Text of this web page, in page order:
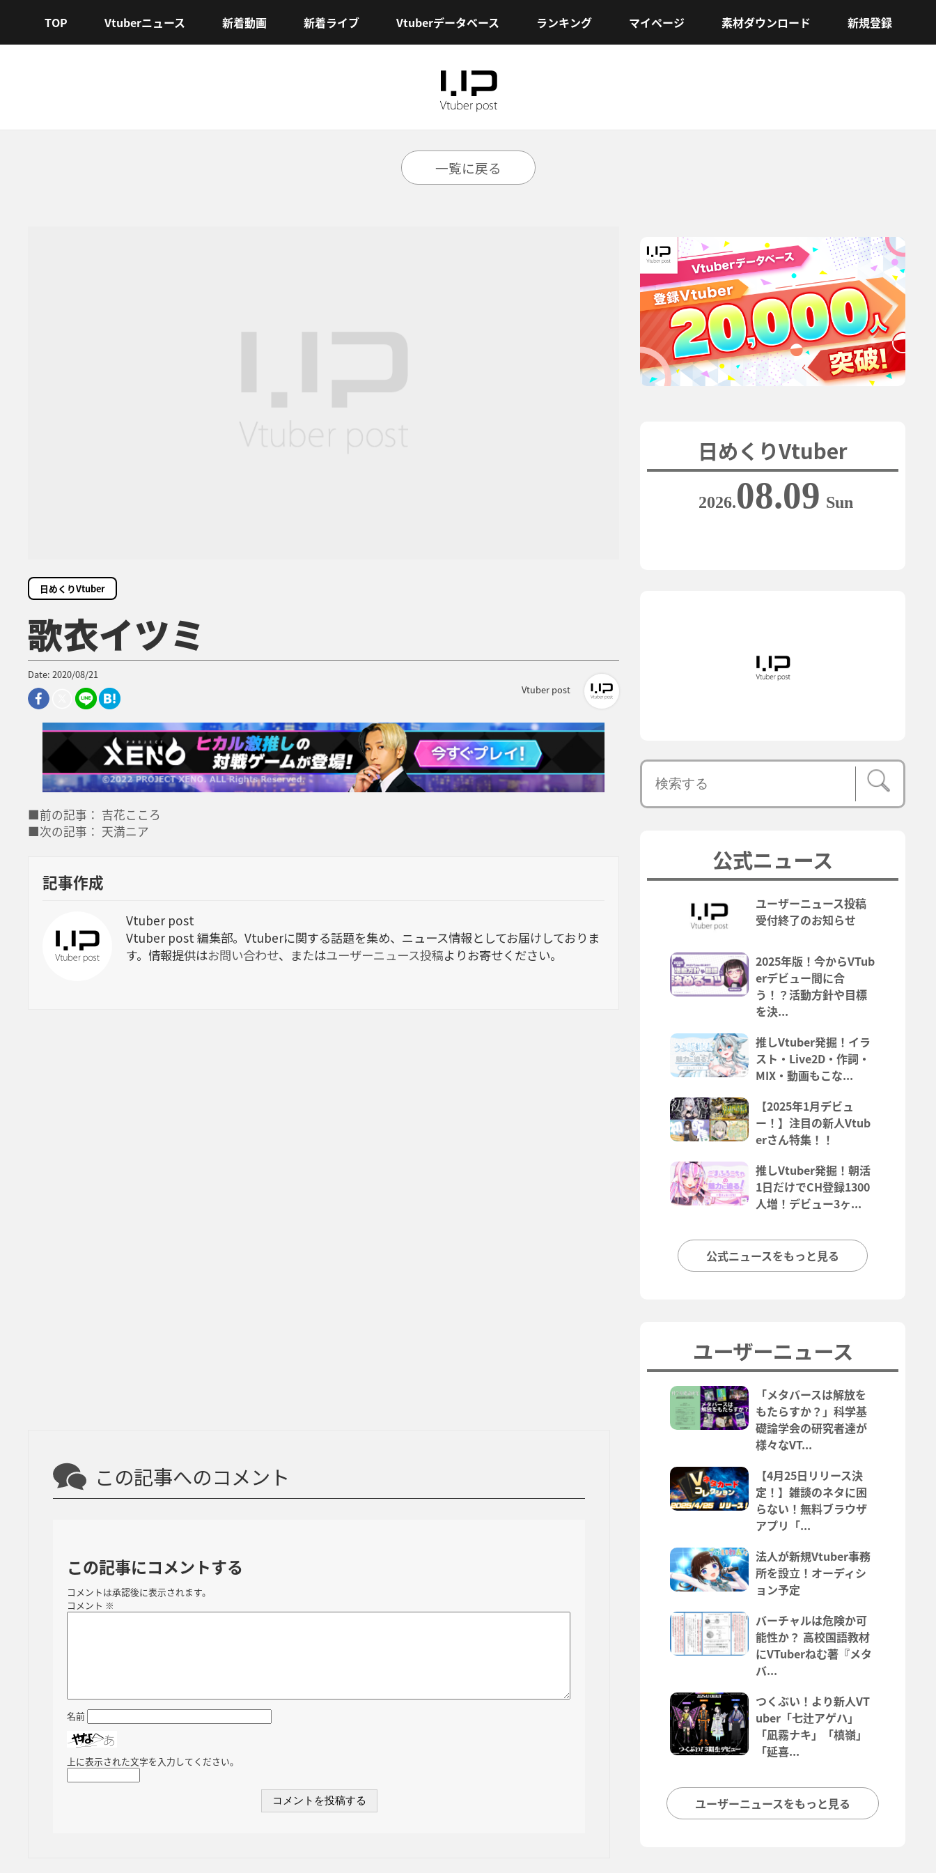
TOP Vtuberニュース 新着動画 新着ライブ Vtuberデータベース ランキング マイページ 素材ダウンロード 新規登録
一覧に戻る
日めくりVtuber
歌衣イツミ
Date: 2020/08/21
Vtuber post
■前の記事： 吉花こころ
■次の記事： 天満ニア
記事作成
Vtuber post
Vtuber post 編集部。Vtuberに関する話題を集め、ニュース情報としてお届けしておりま
す。情報提供はお問い合わせ、またはユーザーニュース投稿よりお寄せください。
この記事へのコメント
この記事にコメントする
コメントは承認後に表示されます。
コメント ※
名前
上に表示された文字を入力してください。
日めくりVtuber
2026.08.09 Sun
公式ニュース
ユーザーニュース投稿
受付終了のお知らせ
2025年版！今からVTub
erデビュー間に合
う！？活動方針や目標
を決...
推しVtuber発掘！イラ
スト・Live2D・作詞・
MIX・動画もこな...
【2025年1月デビュ
ー！】注目の新人Vtub
erさん特集！！
推しVtuber発掘！朝活
1日だけでCH登録1300
人増！デビュー3ヶ...
公式ニュースをもっと見る
ユーザーニュース
「メタバースは解放を
もたらすか？」科学基
礎論学会の研究者達が
様々なVT...
【4月25日リリース決
定！】雑談のネタに困
らない！無料ブラウザ
アプリ「...
法人が新規Vtuber事務
所を設立！オーディシ
ョン予定
バーチャルは危険か可
能性か？ 高校国語教材
にVTuberねむ著『メタ
バ...
つくぶい！より新人VT
uber「七辻アゲハ」
「凪霧ナキ」「槙嶺」
「延喜...
ユーザーニュースをもっと見る